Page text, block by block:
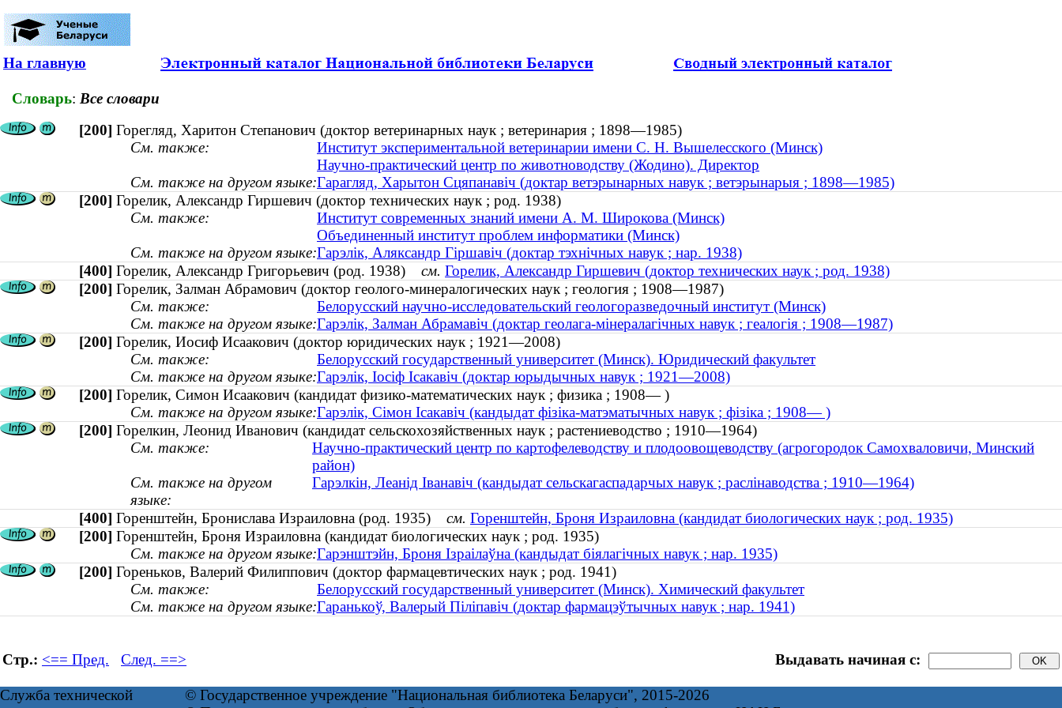
На главную
Словарь: Все словари
[200] Горегляд, Харитон Степанович (доктор ветеринарных наук ; ветеринария ; 1898—1985)
См. также:
Институт экспериментальной ветеринарии имени С. Н. Вышелесского (Минск)
Научно-практический центр по животноводству (Жодино). Директор
См. также на другом языке:Гарагляд, Харытон Сцяпанавіч (доктар ветэрынарных навук ; ветэрынарыя ; 1898—1985)
[200] Горелик, Александр Гиршевич (доктор технических наук ; род. 1938)
См. также:
Институт современных знаний имени А. М. Широкова (Минск)
Объединенный институт проблем информатики (Минск)
См. также на другом языке:Гарэлік, Аляксандр Гіршавіч (доктар тэхнічных навук ; нар. 1938)
[400] Горелик, Александр Григорьевич (род. 1938) см. Горелик, Александр Гиршевич (доктор технических наук ; род. 1938)
[200] Горелик, Залман Абрамович (доктор геолого-минералогических наук ; геология ; 1908—1987)
См. также:
Белорусский научно-исследовательский геологоразведочный институт (Минск)
См. также на другом языке:Гарэлік, Залман Абрамавіч (доктар геолага-мінералагічных навук ; геалогія ; 1908—1987)
[200] Горелик, Иосиф Исаакович (доктор юридических наук ; 1921—2008)
См. также:
Белорусский государственный университет (Минск). Юридический факультет
См. также на другом языке:Гарэлік, Іосіф Ісакавіч (доктар юрыдычных навук ; 1921—2008)
[200] Горелик, Симон Исаакович (кандидат физико-математических наук ; физика ; 1908— )
См. также на другом языке:Гарэлік, Сімон Ісакавіч (кандыдат фізіка-матэматычных навук ; фізіка ; 1908— )
[200] Горелкин, Леонид Иванович (кандидат сельскохозяйственных наук ; растениеводство ; 1910—1964)
См. также:
Научно-практический центр по картофелеводству и плодоовощеводству (агрогородок Самохваловичи, Минский
район)
См. также на другом
языке:
Гарэлкін, Леанід Іванавіч (кандыдат сельскагаспадарчых навук ; раслінаводства ; 1910—1964)
[400] Горенштейн, Бронислава Израиловна (род. 1935) см. Горенштейн, Броня Израиловна (кандидат биологических наук ; род. 1935)
[200] Горенштейн, Броня Израиловна (кандидат биологических наук ; род. 1935)
См. также на другом языке:Гарэнштэйн, Броня Ізраілаўна (кандыдат біялагічных навук ; нар. 1935)
[200] Гореньков, Валерий Филиппович (доктор фармацевтических наук ; род. 1941)
См. также:
Белорусский государственный университет (Минск). Химический факультет
См. также на другом языке:Гаранькоў, Валерый Піліпавіч (доктар фармацэўтычных навук ; нар. 1941)
Стр.: <== Пред. След. ==> Выдавать начиная с:
Служба технической
© Государственное учреждение "Национальная библиотека Беларуси", 2015-2026